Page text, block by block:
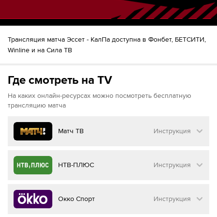
Трансляция матча Эссет - КалПа доступна в Фонбет, БЕТСИТИ,
Winline и на Сила ТВ
Где смотреть на TV
На каких онлайн-ресурсах можно посмотреть бесплатную
трансляцию матча
Матч ТВ Инструкция
Как смотреть бесплатно трансляцию матча
Матч ТВ
Инструкция
Перейдите на сайт МАТЧ ТВ
НТВ-ПЛЮС Инструкция
Как смотреть бесплатно трансляцию матча
на НТВ ПЛЮС
Окко Спорт Инструкция